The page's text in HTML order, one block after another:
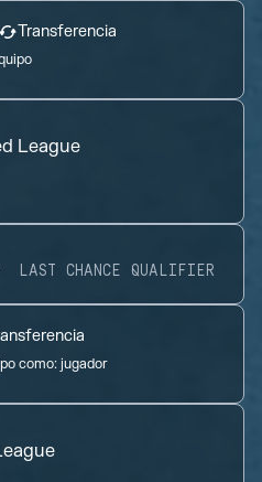
Transferencia
League
LAST CHANCE QUALIFIER
como:jugador